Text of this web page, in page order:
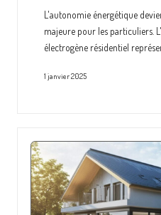
L'autonomie énergétique
majeure pour les particuliers.
électrogène résidentiel
1 janvier 2025